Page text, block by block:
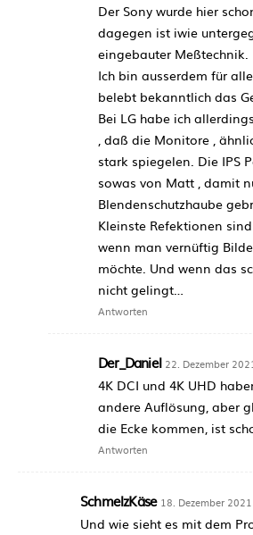
Der Sony wurde hier
dagegen ist iwie
eingebauter Meßtechnik.
Ich bin ausserdem für
belebt bekanntlich das
Bei LG habe ich
, daß die Monitore ,
stark spiegelen. Die IPS
sowas von Matt , damit
Blendenschutzhaube
Kleinste Refektionen
wenn man vernüftig
möchte. Und wenn das
nicht gelingt…
Antworten
Der_Daniel 22. Dezember
4K DCI und 4K UHD
andere Auflösung, aber
die Ecke kommen, ist
Antworten
SchmelzKäse 18. Dezember
Und wie sieht es mit dem